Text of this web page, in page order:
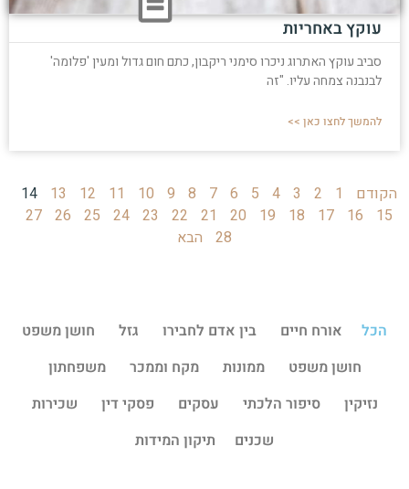
עוקץ באחריות
סביב עוקץ האתרוג ניכרו סימני ריקבון, כתם חום גדול ומעין 'פלומה'
לבנבנה צמחה עליו. "זה
להמשך לחצו כאן >>
הקודם 1
2
3
4
5
6
7
8
9
10
11
12
13
14
15
16
17
18
19
20
21
22
23
24
25
26
27
28
הבא
הכל אורח חיים בין אדם לחבירו גזל
חושן משפט
חושן משפט
ממונות מקח וממכר
משפחתון
נזיקין
סיפור הלכתי עסקים פסקי דין
שכירות
שכנים
תיקון המידות